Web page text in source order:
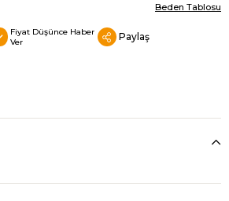
Beden Tablosu
Fiyat Düşünce Haber
Ver
Paylaş